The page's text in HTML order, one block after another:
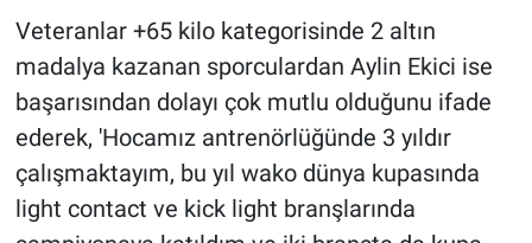
Veteranlar +65 kilo kategorisinde 2 altın
madalya kazanan sporculardan Aylin Ekici ise
başarısından dolayı çok mutlu olduğunu ifade
ederek, 'Hocamız antrenörlüğünde 3 yıldır
çalışmaktayım, bu yıl wako dünya kupasında
light contact ve kick light branşlarında